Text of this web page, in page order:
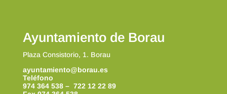
Ayuntamiento de Borau
Plaza Consistorio, 1. Borau
ayuntamiento@borau.es
Teléfono
974 364 538 – 722 12 22 89